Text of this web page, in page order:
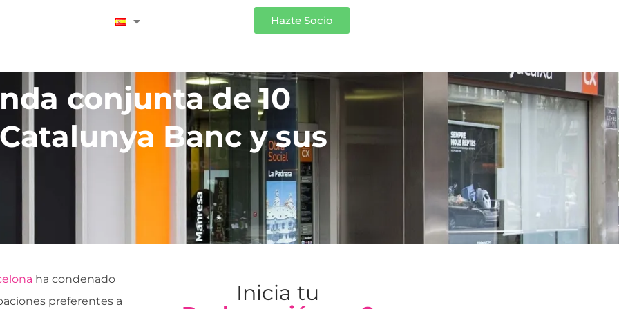
Hazte Socio
conjunta de 10
Banc y sus
ha condenado
preferentes a
Inicia tu